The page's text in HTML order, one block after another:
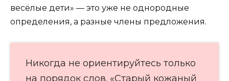
весёлые дети» — это уже не однородные
определения, а разные члены предложения.
Никогда не ориентируйтесь только
на порядок слов. «Старый кожаный